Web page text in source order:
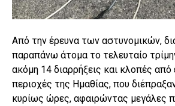
Από την έρευνα των αστυνομικών,
παραπάνω άτομα το τελευταίο
ακόμη 14 διαρρήξεις και κλοπές από
περιοχές της Ημαθίας, που
κυρίως ώρες, αφαιρώντας μεγάλες